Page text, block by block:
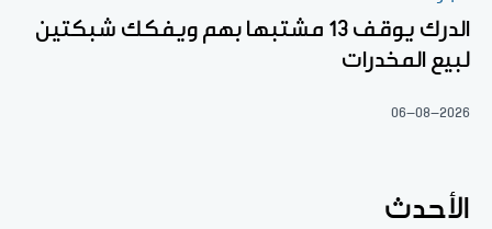
الدرك يوقف 13 مشتبها بهم ويفكك شبكتين
لبيع المخدرات
06-08-2026
الأحدث